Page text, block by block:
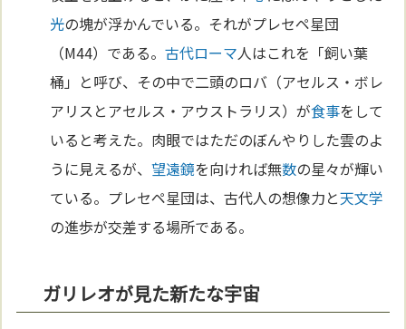
光の塊が浮かんでいる。それがプレセペ星団
（M44）である。古代ローマ人はこれを「飼い葉
桶」と呼び、その中で二頭のロバ（アセルス・ボレ
アリスとアセルス・アウストラリス）が食事をして
いると考えた。肉眼ではただのぼんやりした雲のよ
うに見えるが、望遠鏡を向ければ無数の星々が輝い
ている。プレセペ星団は、古代人の想像力と天文学
の進歩が交差する場所である。
ガリレオが見た新たな宇宙